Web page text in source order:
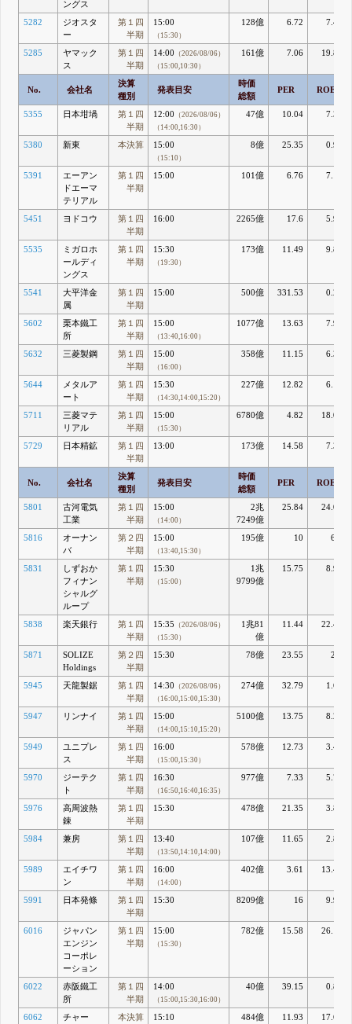
ングス
5282
ジオスタ
ー
第１四
半期
15:00
（15:30）
128億 6.72 7.48
5285
ヤマック
ス
第１四
半期
14:00 （2026/08/06）
（15:00,10:30）
161億 7.06 19.86
No. 会社名
決算
種別
発表目安
時価
総額
PER ROE
5355 日本坩堝
第１四
半期
12:00 （2026/08/06）
（14:00,16:30）
47億 10.04 7.31
5380 新東 本決算 15:00
（15:10）
8億 25.35 0.97
5391
エーアン
ドエーマ
テリアル
第１四
半期
15:00 101億 6.76 7.13
5451 ヨドコウ
第１四
半期
16:00 2265億 17.6 5.98
5535
ミガロホ
ールディ
ングス
第１四
半期
15:30
（19:30）
173億 11.49 9.82
5541
大平洋金
属
第１四
半期
15:00 500億 331.53 0.22
5602
栗本鐵工
所
第１四
半期
15:00
（13:40,16:00）
1077億 13.63 7.93
5632 三菱製鋼
第１四
半期
15:00
（16:00）
358億 11.15 6.36
5644
メタルア
ート
第１四
半期
15:30
（14:30,14:00,15:20）
227億 12.82 6.17
5711
三菱マテ
リアル
第１四
半期
15:00
（15:30）
6780億 4.82 18.06
5729 日本精鉱
第１四
半期
13:00 173億 14.58 7.35
No. 会社名
決算
種別
発表目安
時価
総額
PER ROE
5801
古河電気
工業
第１四
半期
15:00
（14:00）
2兆
7249億
25.84 24.03
5816
オーナン
バ
第２四
半期
15:00
（13:40,15:30）
195億 10 6.4
5831
しずおか
フィナン
シャルグ
ループ
第１四
半期
15:30
（15:00）
1兆
9799億
15.75 8.99
5838 楽天銀行
第１四
半期
15:35 （2026/08/06）
（15:30）
1兆81
億
11.44 22.44
5871
SOLIZE
Holdings
第２四
半期
15:30 78億 23.55 2.7
5945 天龍製鋸
第１四
半期
14:30 （2026/08/06）
（16:00,15:00,15:30）
274億 32.79 1.69
5947 リンナイ
第１四
半期
15:00
（14:00,15:10,15:20）
5100億 13.75 8.29
5949
ユニプレ
ス
第１四
半期
16:00
（15:00,15:30）
578億 12.73 3.42
5970
ジーテク
ト
第１四
半期
16:30
（16:50,16:40,16:35）
977億 7.33 5.71
5976
高周波熱
錬
第１四
半期
15:30 478億 21.35 3.83
5984 兼房
第１四
半期
13:40
（13:50,14:10,14:00）
107億 11.65 2.83
5989
エイチワ
ン
第１四
半期
16:00
（14:00）
402億 3.61 13.42
5991 日本発條
第１四
半期
15:30 8209億 16 9.92
6016
ジャパン
エンジン
コーポレ
ーション
第１四
半期
15:00
（15:30）
782億 15.58 26.11
6022
赤阪鐵工
所
第１四
半期
14:00
（15:00,15:30,16:00）
40億 39.15 0.86
6062
チャー
本決算 15:10 484億 11.93 17.63